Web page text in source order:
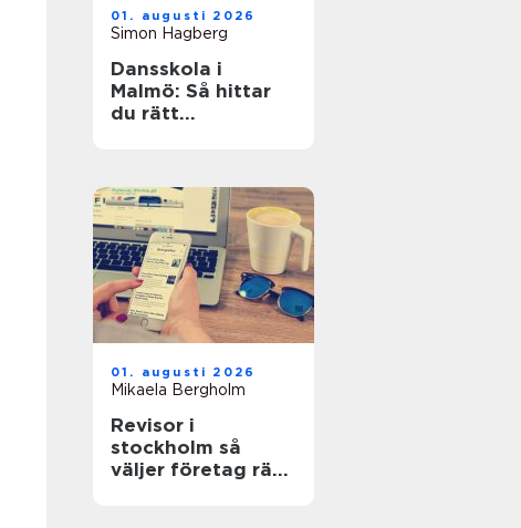
01. augusti 2026
Simon Hagberg
Dansskola i
Malmö: Så hittar
du rätt
vuxna
01. augusti 2026
Mikaela Bergholm
Revisor i
stockholm så
väljer företag rätt